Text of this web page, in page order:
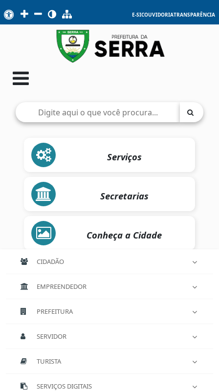
E-SICOUVIDORIATRANSPARÊNCIA
Serviços
Secretarias
Conheça a Cidade
CIDADÃO
EMPREENDEDOR
PREFEITURA
SERVIDOR
TURISTA
SERVIÇOS DIGITAIS